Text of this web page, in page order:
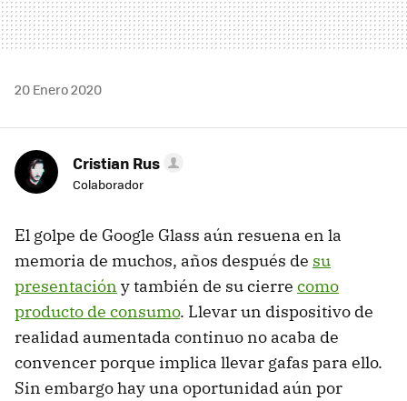
20 Enero 2020
Cristian Rus
Colaborador
El golpe de Google Glass aún resuena en la
memoria de muchos, años después de su
presentación y también de su cierre como
producto de consumo. Llevar un dispositivo de
realidad aumentada continuo no acaba de
convencer porque implica llevar gafas para ello.
Sin embargo hay una oportunidad aún por